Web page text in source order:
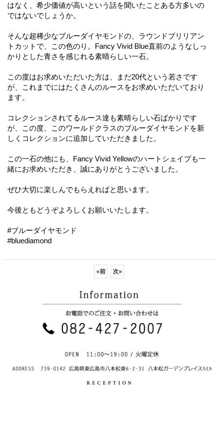
はなく、希少価値が高いという話を聞いたことある方多いの
ではないでしょうか。
そんな超稀少なブルーダイヤモンドの、ラウンドブリリアン
トカットで、この色のり。Fancy Vivid Blue直前のようなしっ
かりとした青さを感じれる素晴らしい一石。
この度はお求めいただいた方は、まだ20代という若さです
が、これまでにはたくさんのルースをお求めいただいており
ます。
コレクションされてるルース達も素晴らしい石ばかりです
が、この度、このワールドクラスのブルーダイヤモンドを新
しくコレクションに追加していただきました。
この一石の他にも、Fancy Vivid Yellowのハートシェイプも一
緒にお求めいただき、誠にありがとうございました。
ぜひ大切に楽しんでもらえればと思います。
今後ともどうぞよろしくお願いいたします。
#ブルーダイヤモンド
#bluediamond
«前 次»